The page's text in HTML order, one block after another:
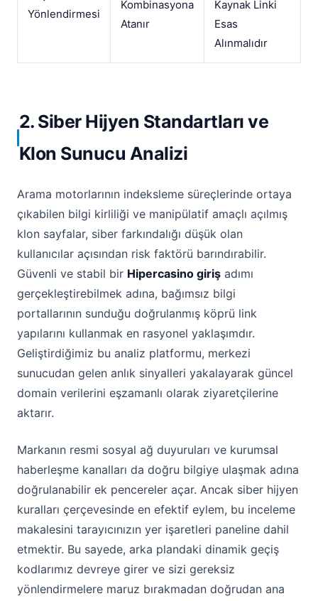
Yönlendirmesi
Kombinasyona
Atanır
Kaynak Linki
Esas
Alınmalıdır
2. Siber Hijyen Standartları ve
Klon Sunucu Analizi
Arama motorlarının indeksleme süreçlerinde ortaya
çıkabilen bilgi kirliliği ve manipülatif amaçlı açılmış
klon sayfalar, siber farkındalığı düşük olan
kullanıcılar açısından risk faktörü barındırabilir.
Güvenli ve stabil bir Hipercasino giriş adımı
gerçekleştirebilmek adına, bağımsız bilgi
portallarının sunduğu doğrulanmış köprü link
yapılarını kullanmak en rasyonel yaklaşımdır.
Geliştirdiğimiz bu analiz platformu, merkezi
sunucudan gelen anlık sinyalleri yakalayarak güncel
domain verilerini eşzamanlı olarak ziyaretçilerine
aktarır.
Markanın resmi sosyal ağ duyuruları ve kurumsal
haberleşme kanalları da doğru bilgiye ulaşmak adına
doğrulanabilir ek pencereler açar. Ancak siber hijyen
kuralları çerçevesinde en efektif eylem, bu inceleme
makalesini tarayıcınızın yer işaretleri paneline dahil
etmektir. Bu sayede, arka plandaki dinamik geçiş
kodlarımız devreye girer ve sizi gereksiz
yönlendirmelere maruz bırakmadan doğrudan ana